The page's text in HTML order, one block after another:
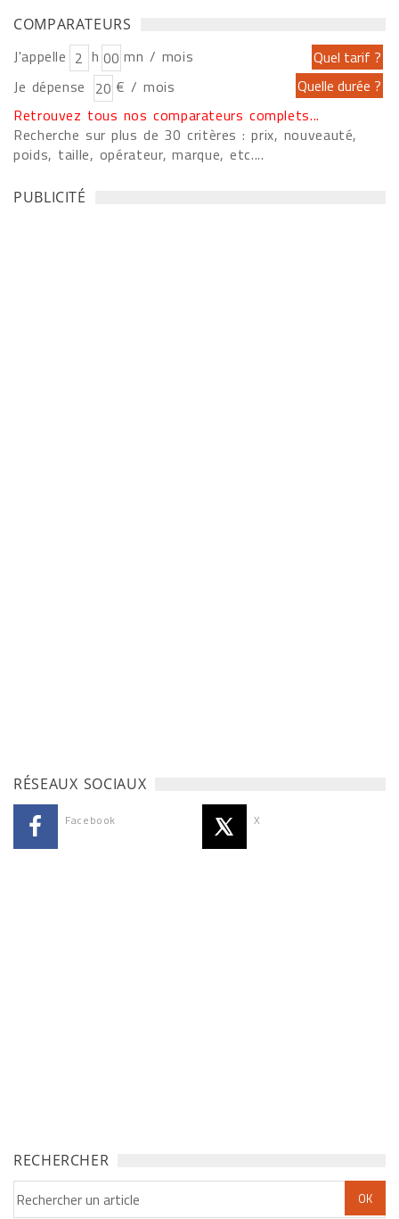
COMPARATEURS
J'appelle h
mn / mois
Je dépense
€ / mois
Retrouvez tous nos comparateurs complets...
Recherche sur plus de 30 critères : prix, nouveauté,
poids, taille, opérateur, marque, etc....
PUBLICITÉ
RÉSEAUX SOCIAUX
Facebook X
RECHERCHER